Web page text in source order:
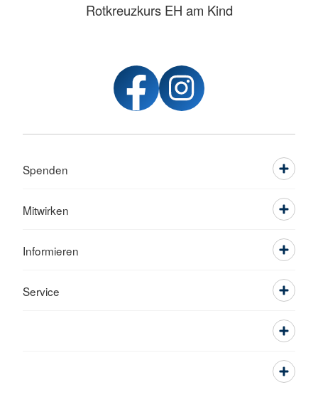
Rotkreuzkurs EH am Kind
Spenden
Mitwirken
Informieren
Service